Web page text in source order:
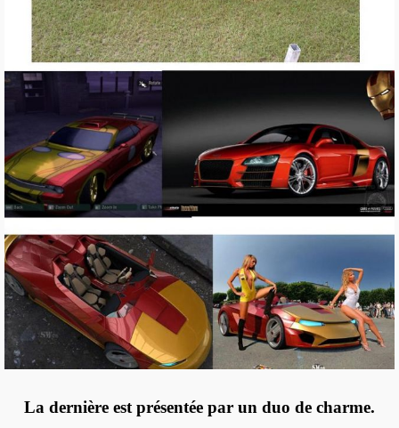
La dernière est présentée par un duo de charme.